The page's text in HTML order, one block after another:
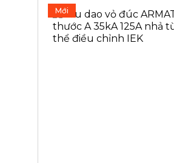
02.01.01.01 Cầu dao điện
Mới